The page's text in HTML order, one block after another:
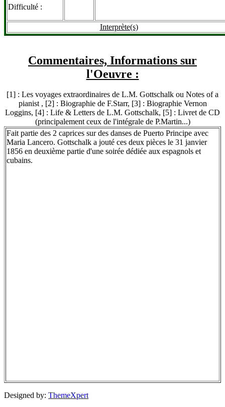
Difficulté :
Interprète(s)
Commentaires, Informations sur
l'Oeuvre :
[1] : Les voyages extraordinaires de L.M. Gottschalk ou Notes of a
pianist , [2] : Biographie de F.Starr, [3] : Biographie Vernon
Loggins, [4] : Life & Letters de L.M. Gottschalk, [5] : Livret de CD
(principalement ceux de l'intégrale de P.Martin...)
Fait partie des 2 caprices sur des danses de Puerto Principe avec
Maria Lancero. Gottschalk a jouté ces deux pièces le 31 janvier
1856 en deuxième partie d'une soirée dédiée aux espagnols et
cubains.
Designed by: ThemeXpert